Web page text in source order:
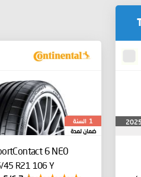
1 السنة
ضمان لمدة
6 NE0
45 R21 106 Y